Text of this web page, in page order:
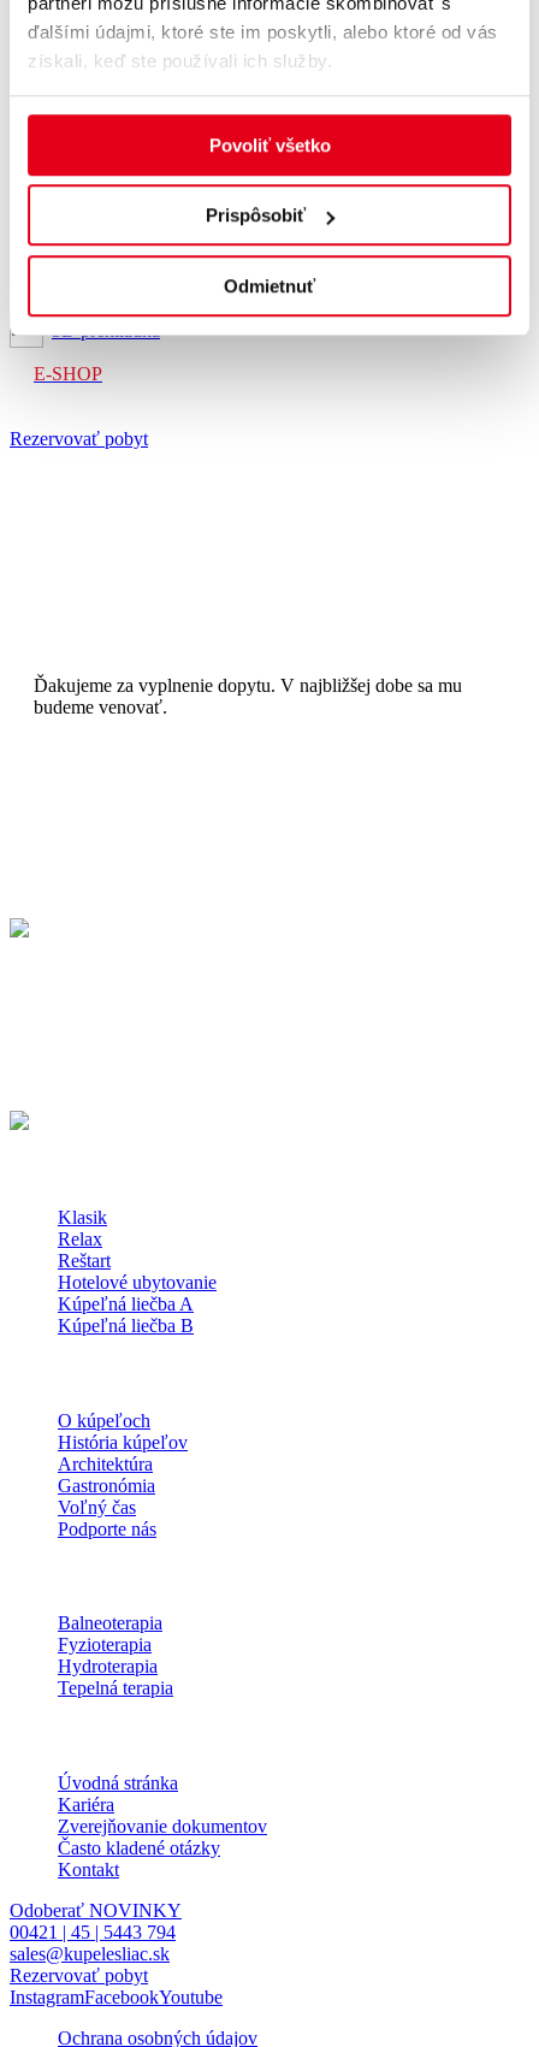
ďalšími údajmi, ktoré ste im poskytli, alebo ktoré od vás
získali, keď ste používali ich služby.
Povoliť všetko
Prispôsobiť
Odmietnuť
Kultúra a voľný čas
Kúpeľné podujatia
Galéria podujatí
Kúpalisko
Služby
Nordic walking
Požičovňa e-bike
Na stiahnutie mapa areálu
Priestory na prenájom
Pre firmy
3D prehliadka
E-SHOP
Rezervovať pobyt
Ďakujeme za vyplnenie dopytu. V najbližšej dobe sa mu
budeme venovať.
Klasik
Relax
Reštart
Hotelové ubytovanie
Kúpeľná liečba A
Kúpeľná liečba B
O kúpeľoch
História kúpeľov
Architektúra
Gastronómia
Voľný čas
Podporte nás
Balneoterapia
Fyzioterapia
Hydroterapia
Tepelná terapia
Úvodná stránka
Kariéra
Zverejňovanie dokumentov
Často kladené otázky
Kontakt
Odoberať NOVINKY
00421 | 45 | 5443 794
sales@kupelesliac.sk
Rezervovať pobyt
InstagramFacebookYoutube
Ochrana osobných údajov